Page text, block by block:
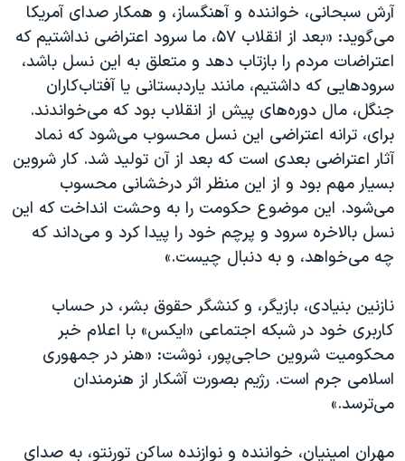
آرش سبحانی، خواننده و آهنگساز، و همکار صدای آمریکا
می‌گوید: «بعد از انقلاب ۵۷، ما سرود اعتراضی نداشتیم که
اعتراضات مردم را بازتاب دهد و متعلق به این نسل باشد،
سرودهایی که داشتیم، مانند یاردبستانی یا آفتاب‌کاران
جنگل، مال دوره‌های پیش از انقلاب بود که می‌خواندند.
برای، ترانه اعتراضی این نسل محسوب می‌شود که نماد
آثار اعتراضی بعدی است که بعد از آن تولید شد. کار شروین
بسیار مهم بود و از این منظر اثر درخشانی محسوب
می‌شود. این موضوع حکومت را به وحشت انداخت که این
نسل بالاخره سرود و پرچم خود را پیدا کرد و می‌داند که
چه می‌خواهد، و به دنبال چیست.»
نازنین بنیادی، بازیگر، و کنشگر حقوق بشر، در حساب
کاربری خود در شبکه اجتماعی «ایکس» با اعلام خبر
محکومیت شروین حاجی‌پور، نوشت: «هنر در جمهوری
اسلامی جرم است. رژیم بصورت آشکار از هنرمندان
می‌ترسد.»
مهران امینیان، خواننده و نوازنده ساکن تورنتو، به صدای